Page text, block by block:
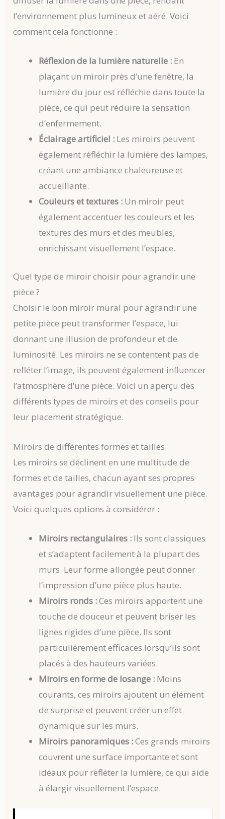
l’environnement plus lumineux et aéré. Voici
comment cela fonctionne :
Réflexion de la lumière naturelle : En
plaçant un miroir près d’une fenêtre, la
lumière du jour est réfléchie dans toute la
pièce, ce qui peut réduire la sensation
d’enfermement.
Éclairage artificiel : Les miroirs peuvent
également réfléchir la lumière des lampes,
créant une ambiance chaleureuse et
accueillante.
Couleurs et textures : Un miroir peut
également accentuer les couleurs et les
textures des murs et des meubles,
enrichissant visuellement l’espace.
Quel type de miroir choisir pour agrandir une
pièce ?
Choisir le bon miroir mural pour agrandir une
petite pièce peut transformer l’espace, lui
donnant une illusion de profondeur et de
luminosité. Les miroirs ne se contentent pas de
refléter l’image, ils peuvent également influencer
l’atmosphère d’une pièce. Voici un aperçu des
différents types de miroirs et des conseils pour
leur placement stratégique.
Miroirs de différentes formes et tailles
Les miroirs se déclinent en une multitude de
formes et de tailles, chacun ayant ses propres
avantages pour agrandir visuellement une pièce.
Voici quelques options à considérer :
Miroirs rectangulaires : Ils sont classiques
et s’adaptent facilement à la plupart des
murs. Leur forme allongée peut donner
l’impression d’une pièce plus haute.
Miroirs ronds :Ces miroirs apportent une
touche de douceur et peuvent briser les
lignes rigides d’une pièce. Ils sont
particulièrement efficaces lorsqu’ils sont
placés à des hauteurs variées.
Miroirs en forme de losange : Moins
courants, ces miroirs ajoutent un élément
de surprise et peuvent créer un effet
dynamique sur les murs.
Miroirs panoramiques :Ces grands miroirs
couvrent une surface importante et sont
idéaux pour refléter la lumière, ce qui aide
à élargir visuellement l’espace.